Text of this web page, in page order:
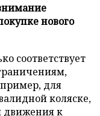
нового
соответствует
для
коляске,
движения к